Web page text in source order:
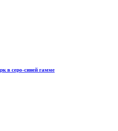
в серо-синей гамме